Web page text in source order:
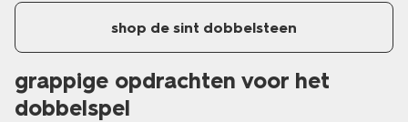
shop de sint dobbelsteen
grappige opdrachten voor het
dobbelspel